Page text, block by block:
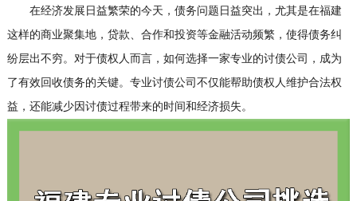
在经济发展日益繁荣的今天，债务问题日益突出，尤其是在福建
这样的商业聚集地，贷款、合作和投资等金融活动频繁，使得债务纠
纷层出不穷。对于债权人而言，如何选择一家专业的讨债公司
，成为
了有效回收债务的关键。专业讨债公司不仅能帮助债权人维护合法权
益，还能减少因讨债过程带来的时间和经济损失。